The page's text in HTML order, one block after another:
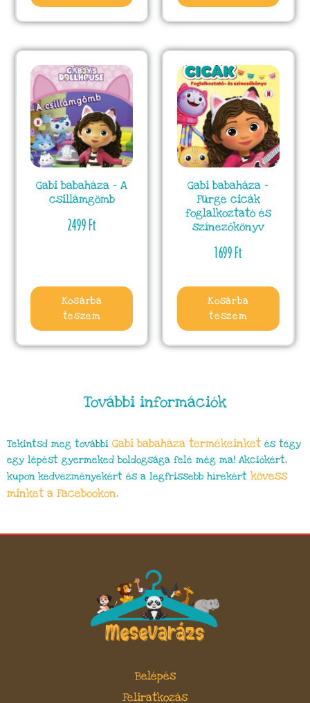
Gabi babaháza – A
csillámgömb
2499Ft
Kosárba
teszem
Gabi babaháza –
Fürge cicák
foglalkoztató és
színezőkönyv
1699Ft
Kosárba
teszem
További információk
Tekintsd meg további Gabi babaháza termékeinket és tégy
egy lépést gyermeked boldogsága felé még ma! Akciókért,
kupon kedvezményekért és a legfrissebb hírekért kövess
minket a Facebookon.
Belépés
Feliratkozás